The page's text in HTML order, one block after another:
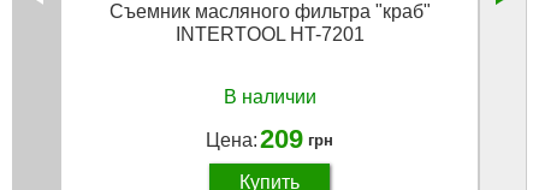
Съемник масляного фильтра "краб"
INTERTOOL HT-7201
В наличии
Цена:209 грн
Купить